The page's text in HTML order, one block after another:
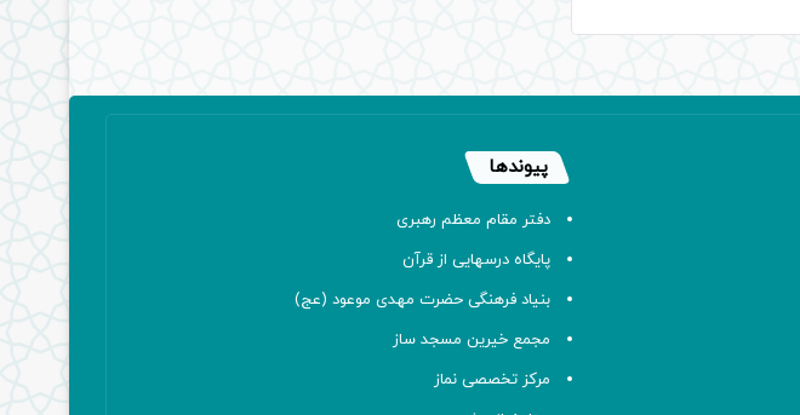
پیوندها
دفتر مقام معظم رهبری
پایگاه درسهایی از قرآن
بنیاد فرهنگی حضرت مهدی موعود (عج)
مجمع خیرین مسجد ساز
مرکز تخصصی نماز